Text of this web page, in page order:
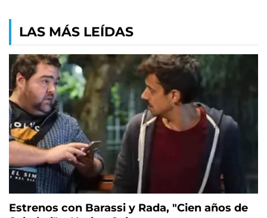
LAS MÁS LEÍDAS
Estrenos con Barassi y Rada, "Cien años de